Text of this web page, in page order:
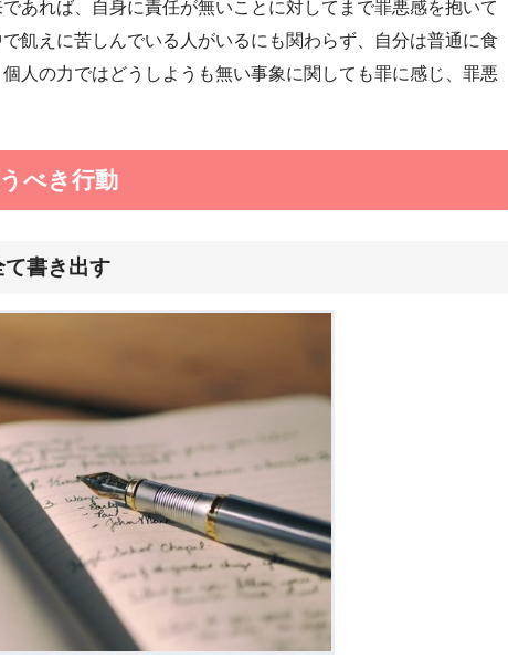
あれば、自身に責任が無いことに対してまで罪悪感を抱いて
飢えに苦しんでいる人がいるにも関わらず、自分は普通に食
人の力ではどうしようも無い事象に関しても罪に感じ、罪悪
べき行動
書き出す